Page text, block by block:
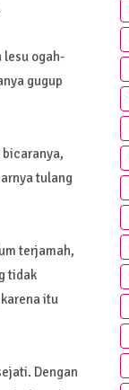
lesu ogah-
gugup
tulang
terjamah,
tidak
itu
Dengan